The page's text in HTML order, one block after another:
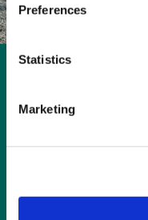
Preferences
Statistics
Marketing